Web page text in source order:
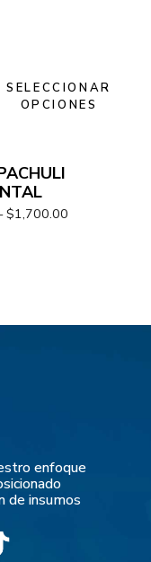
SELECCIONAR
OPCIONES
$1,700.00
enfoque
de insumos